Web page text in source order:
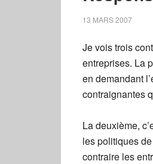
13 MARS 2007
Je vois trois
entreprises. La
en demandant
contraignantes
La deuxième,
les politiques
contraire les